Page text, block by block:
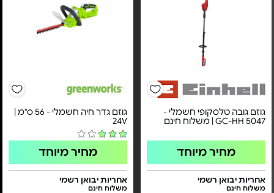
גוזם גובה טלסקופי חשמלי -
GC-HH 5047 | משלוח חינם
מחיר מיוחד
אחריות יבואן רשמי
משלוח חינם
גוזם גדר חיה חשמלי - ​56 ס"מ |
24V​
מחיר מיוחד
אחריות יבואן רשמי
משלוח חינם